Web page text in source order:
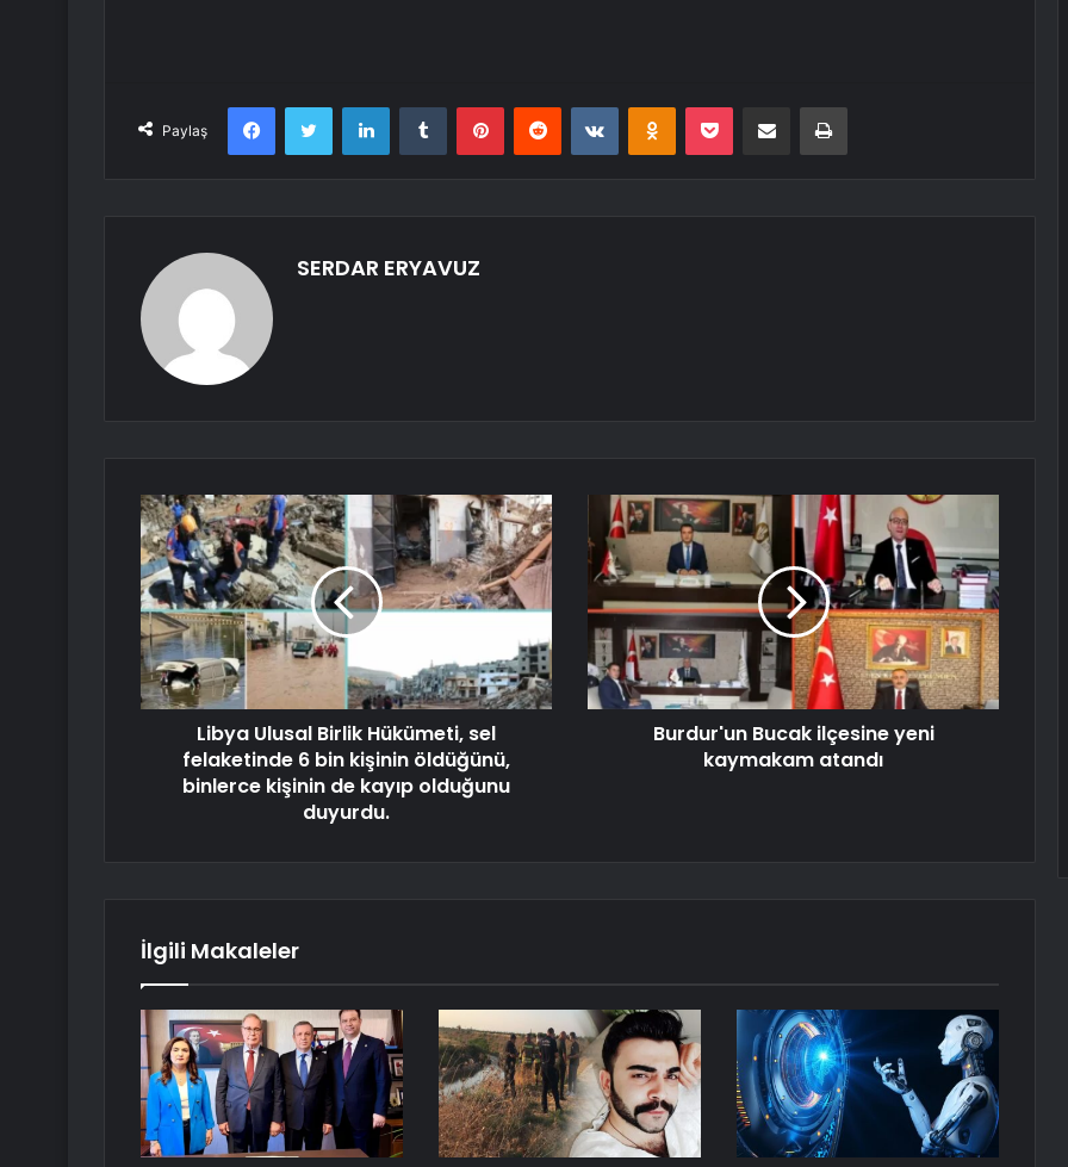
Paylaş
FacebookTwitter LinkedInTumblr PinterestReddit VKontakteOdnoklassniki
Pocket E-Posta ile paylaş Yazdır
SERDAR ERYAVUZ
Libya Ulusal Birlik Hükümeti, sel
felaketinde 6 bin kişinin öldüğünü,
binlerce kişinin de kayıp olduğunu
duyurdu.
Burdur'un Bucak ilçesine yeni
kaymakam atandı
İlgili Makaleler